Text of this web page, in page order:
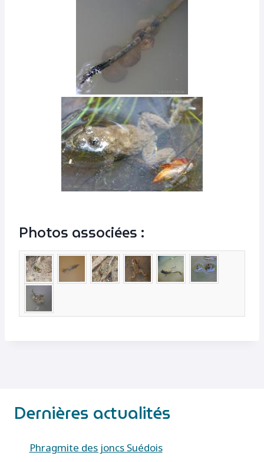
Photos associées :
Dernières actualités
Phragmite des joncs Suédois